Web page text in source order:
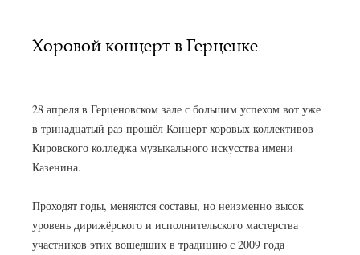
Хоровой концерт в Герценке
28 апреля в Герценовском зале с большим успехом вот уже
в тринадцатый раз прошёл Концерт хоровых коллективов
Кировского колледжа музыкального искусства имени
Казенина.
Проходят годы, меняются составы, но неизменно высок
уровень дирижёрского и исполнительского мастерства
участников этих вошедших в традицию с 2009 года